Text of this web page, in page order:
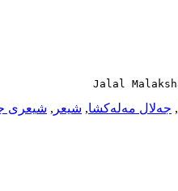
, جەلال مەلەکشا, شیعر , شیعری